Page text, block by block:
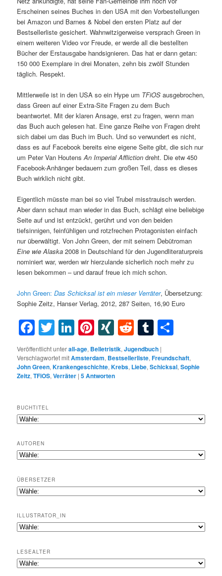
Erscheinen seines Buches in den USA mit den Vorbestellungen
bei Amazon und Barnes & Nobel den ersten Platz auf der
Bestsellerliste gesichert. Wahnwitzigerweise versprach Green in
einem weiteren Video vor Freude, er werde all die bestellten
Bücher der Erstausgabe handsignieren. Das hat er dann getan:
150 000 Exemplare in drei Monaten, zehn bis zwölf Stunden
täglich. Respekt.
Mittlerweile ist in den USA so ein Hype um TFiOSausgebrochen,
dass Green auf einer Extra-Site Fragen zu dem Buch
beantwortet. Mit der klaren Ansage, erst zu fragen, wenn man
das Buch auch gelesen hat. Eine ganze Reihe von Fragen dreht
sich dabei um das Buch im Buch. Und so verwundert es nicht,
dass es auf Facebook bereits eine eigene Seite gibt, die sich nur
um Peter Van HoutensAn Imperial Affliction dreht. Die etw 450
Facebook-Anhänger bedauern zum großen Teil, dass es dieses
Buch wirklich nicht gibt.
Eigentlich müsste man bei so viel Trubel misstrauisch werden.
Aber dann schaut man wieder in das Buch, schlägt eine beliebige
Seite auf und ist entzückt, gerührt und von den beiden
tiefsinnigen, feinfühligen und rotzfrechen Protagonisten einfach
nur überwältigt. Von John Green, der mit seinem Debütroman
Eine wie Alaska 2008 in Deutschland für den Jugendliteraturpreis
nominiert war, werden wir hierzulande sicherlich noch mehr zu
lesen bekommen – und darauf freue ich mich schon.
John Green:Das Schicksal ist ein mieser Verräter, Übersetzung:
Sophie Zeitz, Hanser Verlag, 2012, 287 Seiten, 16,90 Euro
Facebook
Twitter
LinkedIn
Pinterest
XINGRedditTumblr
Veröffentlicht unterall-age, Belletristik,Jugendbuch |
Verschlagwortet mitAmsterdam, Bestsellerliste,Freundschaft,
John Green,Krankengeschichte,Krebs, Liebe,Schicksal,Sophie
Zeitz,TFiOS,Verräter |5Antworten
BUCHTITEL
AUTOREN
ÜBERSETZER
ILLUSTRATOR_IN
LESEALTER